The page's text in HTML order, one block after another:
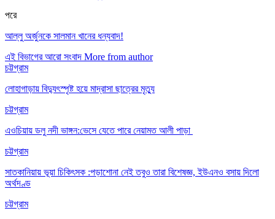
পরে
আল্লু অর্জুনকে সালমান খানের ধন্যবাদ!
এই বিভাগের আরো সংবাদ More from author
চট্টগ্রাম
লোহাগাড়ায় বিদ্যুৎস্পৃষ্ট হয়ে মাদ্রাসা ছাত্রের মৃত্যু
চট্টগ্রাম
এওচিয়ায় ডলু নদী ভাঙ্গন:ভেসে যেতে পারে নেয়ামত আলী পাড়া
চট্টগ্রাম
সাতকানিয়ায় ভূয়া চিকিৎসক :পড়াশোনা নেই তবুও তারা বিশেষজ্ঞ, ইউএনও বসায় দিলো
অর্থদণ্ড
চট্টগ্রাম